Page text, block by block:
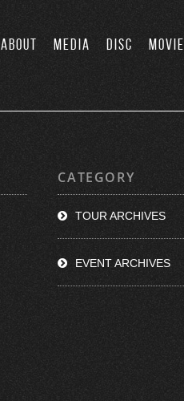
ABOUT MEDIA DISC MOVIE
CATEGORY
TOUR ARCHIVES
EVENT ARCHIVES